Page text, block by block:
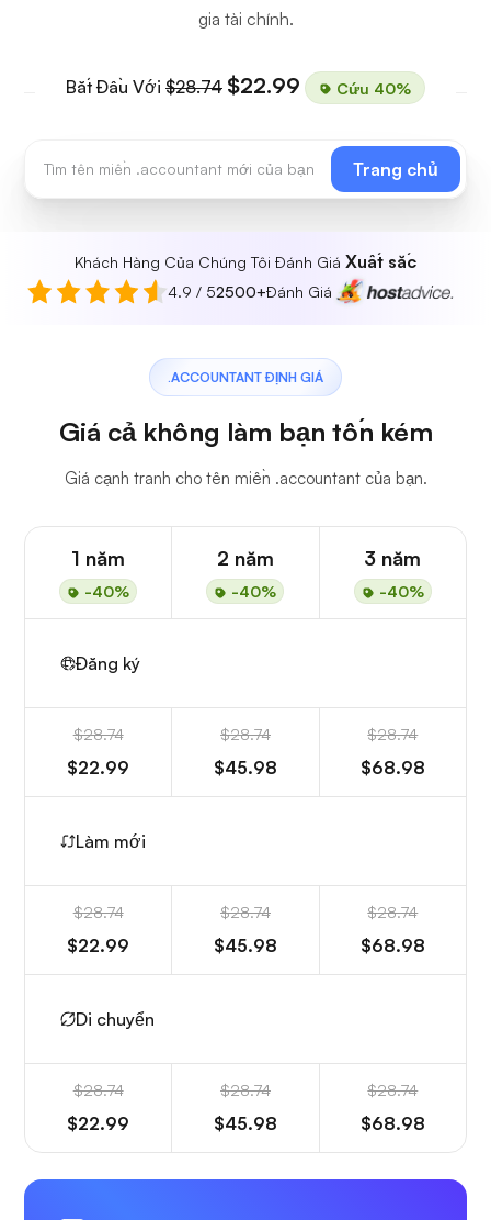
gia tài chính.
Bắt Đầu Với $28.74 $22.99 Cứu 40%
Trang chủ
Khách Hàng Của Chúng Tôi Đánh Giá Xuất sắc
4.9 / 52500+Đánh Giá
.ACCOUNTANT ĐỊNH GIÁ
Giá cả không làm bạn tốn kém
Giá cạnh tranh cho tên miền .accountant của bạn.
1 năm
-40%
2 năm
-40%
3 năm
-40%
Đăng ký
$28.74
$22.99
$28.74
$45.98
$28.74
$68.98
Làm mới
$28.74
$22.99
$28.74
$45.98
$28.74
$68.98
Di chuyển
$28.74
$22.99
$28.74
$45.98
$28.74
$68.98